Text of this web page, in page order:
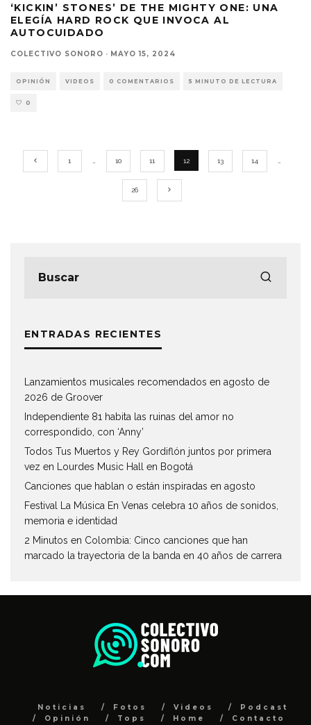
‘KICKIN’ STONES’ DE THE MIGHTY ONE: UNA
ELEGÍA HARD ROCK QUE INVOCA AL
AUTOCUIDADO
COLECTIVO SONORO · MAYO 15, 2024
OPINIÓN VIDEOS 0 COMENTARIOS 5 MINUTO DE LECTURA
0
1 10 11 12 13 14
26
ENTRADAS RECIENTES
Lanzamientos musicales recomendados en agosto de
2026 de Groover
Independiente 81 habita las ruinas del amor no
correspondido, con ‘Anny’
Todos Tus Muertos y Rey Gordiflón juntos por primera
vez en Lourdes Music Hall en Bogotá
Canciones que hablan o están inspiradas en agosto
Festival La Música En Venas celebra 10 años de sonidos,
memoria e identidad
2 Minutos en Colombia: Cinco canciones que han
marcado la trayectoria de la banda en 40 años de carrera
Noticias Fotos Videos
Podcast
Opinión
Tops Home Contacto